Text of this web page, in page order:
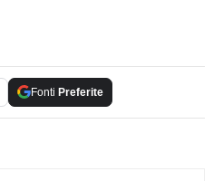
Fonti Preferite